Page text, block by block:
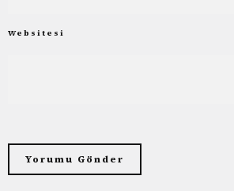
Websitesi